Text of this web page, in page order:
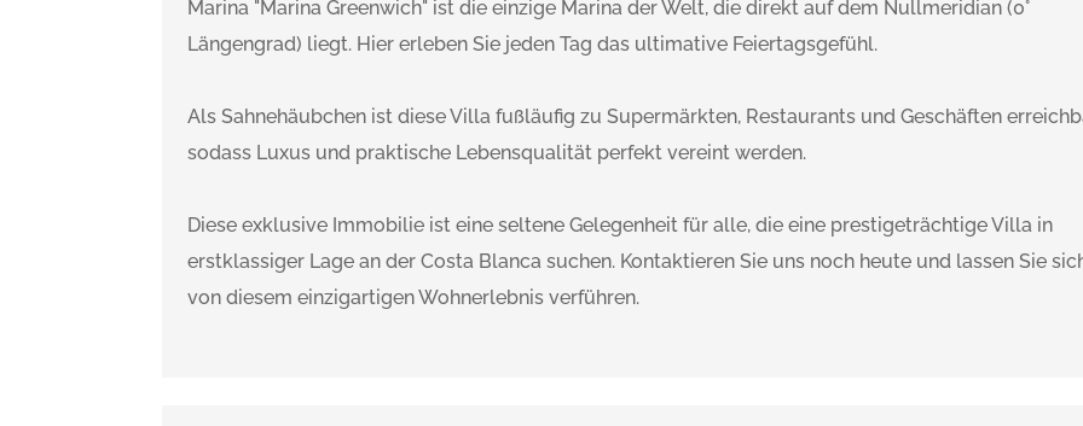
Marina "Marina Greenwich" ist die einzige Marina der Welt, die direkt auf dem Nullmeridian (0°
Längengrad) liegt. Hier erleben Sie jeden Tag das ultimative Feiertagsgefühl.
Als Sahnehäubchen ist diese Villa fußläufig zu Supermärkten, Restaurants und Geschäften
sodass Luxus und praktische Lebensqualität perfekt vereint werden.
Diese exklusive Immobilie ist eine seltene Gelegenheit für alle, die eine prestigeträchtige Villa in
erstklassiger Lage an der Costa Blanca suchen. Kontaktieren Sie uns noch heute und lassen Sie
von diesem einzigartigen Wohnerlebnis verführen.